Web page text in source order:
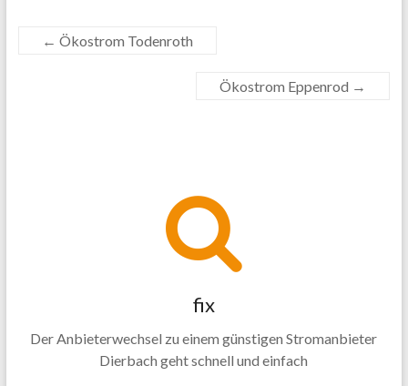
← Ökostrom Todenroth
Ökostrom Eppenrod →
fix
Der Anbieterwechsel zu einem günstigen Stromanbieter
Dierbach geht schnell und einfach